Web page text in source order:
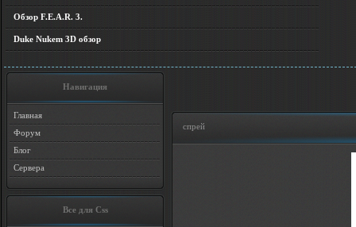
Обзор F.E.A.R. 3.
Duke Nukem 3D обзор
Навигация
Главная
Форум
Блог
Сервера
Все для Css
спрей